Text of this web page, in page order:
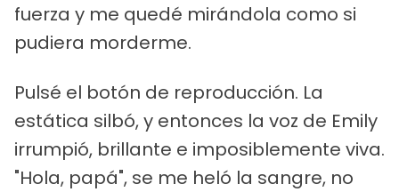
fuerza y me quedé mirándola como si
pudiera morderme.
Pulsé el botón de reproducción. La
estática silbó, y entonces la voz de Emily
irrumpió, brillante e imposiblemente viva.
"Hola, papá", se me heló la sangre, no